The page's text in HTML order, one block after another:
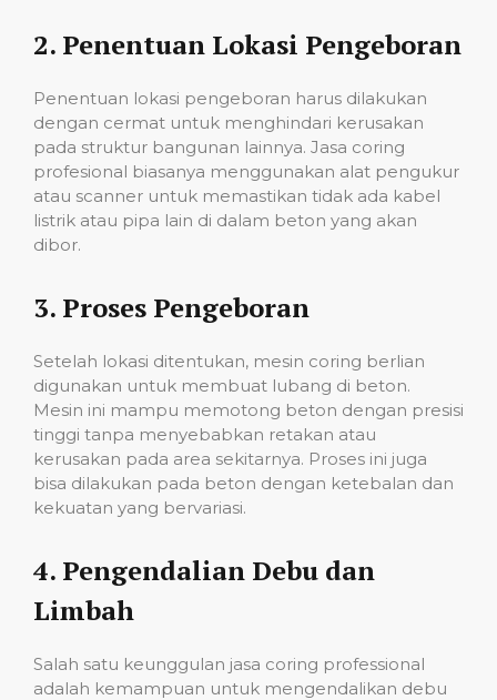
2. Penentuan Lokasi Pengeboran
Penentuan lokasi pengeboran harus dilakukan
dengan cermat untuk menghindari kerusakan
pada struktur bangunan lainnya. Jasa coring
profesional biasanya menggunakan alat pengukur
atau scanner untuk memastikan tidak ada kabel
listrik atau pipa lain di dalam beton yang akan
dibor.
3. Proses Pengeboran
Setelah lokasi ditentukan, mesin coring berlian
digunakan untuk membuat lubang di beton.
Mesin ini mampu memotong beton dengan presisi
tinggi tanpa menyebabkan retakan atau
kerusakan pada area sekitarnya. Proses ini juga
bisa dilakukan pada beton dengan ketebalan dan
kekuatan yang bervariasi.
4. Pengendalian Debu dan
Limbah
Salah satu keunggulan jasa coring professional
adalah kemampuan untuk mengendalikan debu